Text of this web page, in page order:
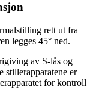
rett ut fra
legges 45° ned.
av S-lås og
stillerapparatene er
for kontroll